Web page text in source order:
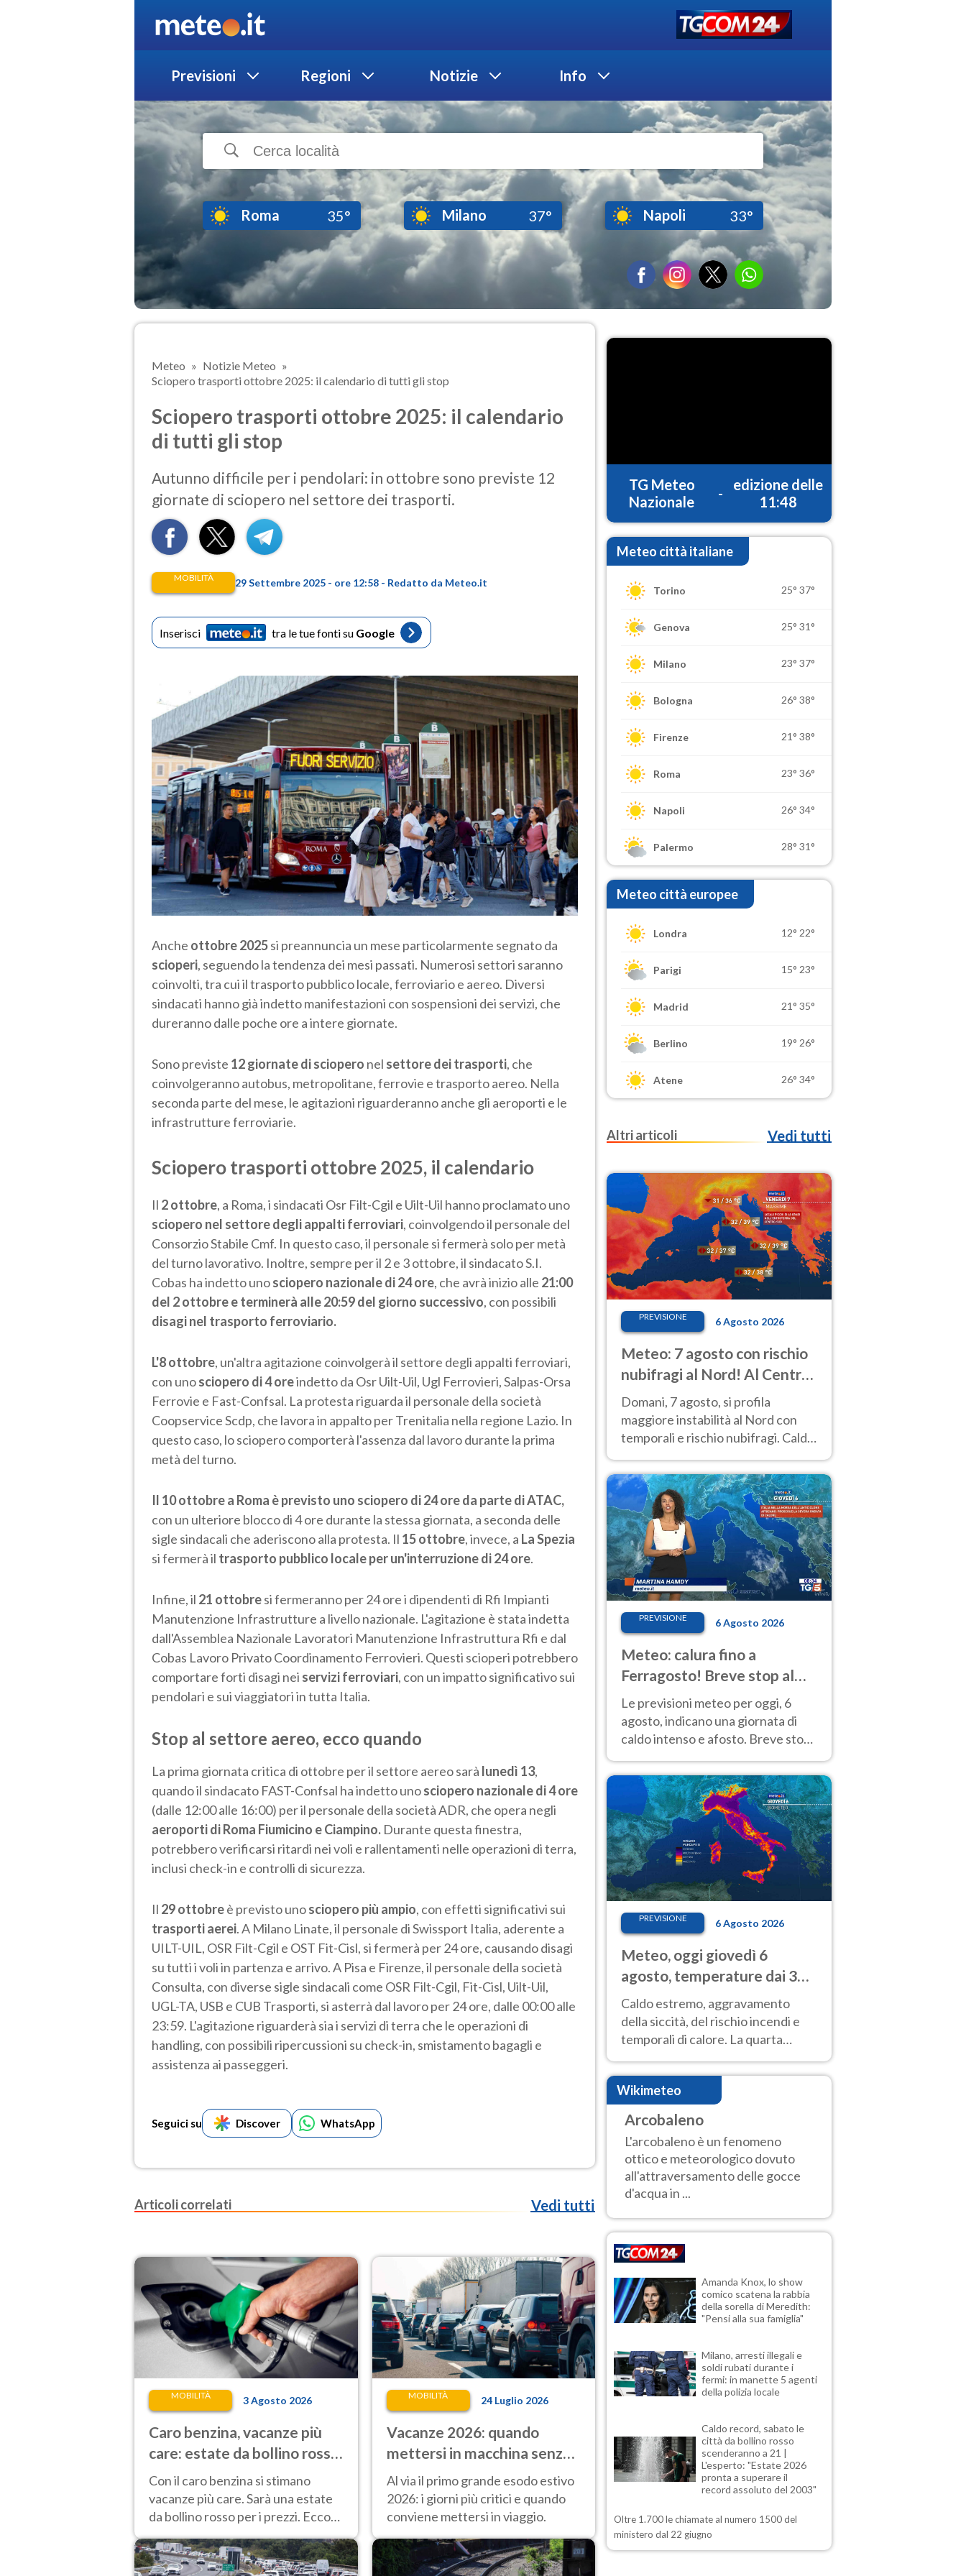
Previsioni Regioni Notizie Info
Roma 35° Milano 37° Napoli 33°
Meteo
Notizie Meteo
Sciopero trasporti ottobre 2025: il calendario di tutti gli stop
Sciopero trasporti ottobre 2025: il calendario
di tutti gli stop
Autunno difficile per i pendolari: in ottobre sono previste 12
giornate di sciopero nel settore dei trasporti.
MOBILITÀ 29 Settembre 2025 - ore 12:58 - Redatto da Meteo.it
Inserisci tra le tue fonti su Google
Anche ottobre 2025si preannuncia un mese particolarmente segnato da
scioperi, seguendo la tendenza dei mesi passati. Numerosi settori saranno
coinvolti, tra cui il trasporto pubblico locale, ferroviario e aereo. Diversi
sindacati hanno già indetto manifestazioni con sospensioni dei servizi, che
dureranno dalle poche ore a intere giornate.
Sono previste 12 giornate di sciopero nel settore dei trasporti, che
coinvolgeranno autobus, metropolitane, ferrovie e trasporto aereo. Nella
seconda parte del mese, le agitazioni riguarderanno anche gli aeroporti e le
infrastrutture ferroviarie.
Sciopero trasporti ottobre 2025, il calendario
Il 2 ottobre, a Roma, i sindacati Osr Filt-Cgil e Uilt-Uil hanno proclamato uno
sciopero nel settore degli appalti ferroviari, coinvolgendo il personale del
Consorzio Stabile Cmf. In questo caso, il personale si fermerà solo per metà
del turno lavorativo. Inoltre, sempre per il 2 e 3 ottobre, il sindacato S.I.
Cobas ha indetto unosciopero nazionale di 24 ore, che avrà inizio alle 21:00
del 2 ottobre e terminerà alle 20:59 del giorno successivo, con possibili
disagi nel trasporto ferroviario.
L'8 ottobre, un'altra agitazione coinvolgerà il settore degli appalti ferroviari,
con unosciopero di 4 oreindetto da Osr Uilt-Uil, Ugl Ferrovieri, Salpas-Orsa
Ferrovie e Fast-Confsal. La protesta riguarda il personale della società
Coopservice Scdp, che lavora in appalto per Trenitalia nella regione Lazio. In
questo caso, lo sciopero comporterà l'assenza dal lavoro durante la prima
metà del turno.
Il 10 ottobre a Roma è previsto uno sciopero di 24 ore da parte di ATAC,
con un ulteriore blocco di 4 ore durante la stessa giornata, a seconda delle
sigle sindacali che aderiscono alla protesta. Il 15 ottobre, invece, a La Spezia
si fermerà il trasporto pubblico locale per un'interruzione di 24 ore.
Infine, il 21 ottobresi fermeranno per 24 ore i dipendenti di Rfi Impianti
Manutenzione Infrastrutture a livello nazionale. L'agitazione è stata indetta
dall'Assemblea Nazionale Lavoratori Manutenzione Infrastruttura Rfi e dal
Cobas Lavoro Privato Coordinamento Ferrovieri. Questi scioperi potrebbero
comportare forti disagi nei servizi ferroviari, con un impatto significativo sui
pendolari e sui viaggiatori in tutta Italia.
Stop al settore aereo, ecco quando
La prima giornata critica di ottobre per il settore aereo sarà lunedì 13,
quando il sindacato FAST-Confsal ha indetto unosciopero nazionale di 4 ore
(dalle 12:00 alle 16:00) per il personale della società ADR, che opera negli
aeroporti di Roma Fiumicino e Ciampino. Durante questa finestra,
potrebbero verificarsi ritardi nei voli e rallentamenti nelle operazioni di terra,
inclusi check-in e controlli di sicurezza.
Il 29 ottobreè previsto unosciopero più ampio, con effetti significativi sui
trasporti aerei. A Milano Linate, il personale di Swissport Italia, aderente a
UILT-UIL, OSR Filt-Cgil e OST Fit-Cisl, si fermerà per 24 ore, causando disagi
su tutti i voli in partenza e arrivo. A Pisa e Firenze, il personale della società
Consulta, con diverse sigle sindacali come OSR Filt-Cgil, Fit-Cisl, Uilt-Uil,
UGL-TA, USB e CUB Trasporti, si asterrà dal lavoro per 24 ore, dalle 00:00 alle
23:59. L'agitazione riguarderà sia i servizi di terra che le operazioni di
handling, con possibili ripercussioni su check-in, smistamento bagagli e
assistenza ai passeggeri.
Seguici su Discover WhatsApp
Articoli correlati Vedi tutti
MOBILITÀ 3 Agosto 2026
Caro benzina, vacanze più
care: estate da bollino rosso
per i prezzi
Con il caro benzina si stimano
vacanze più care. Sarà una estate
da bollino rosso per i prezzi. Ecco
l'analisi sulle varie tratte e gli
aumenti.
MOBILITÀ 24 Luglio 2026
Vacanze 2026: quando
mettersi in macchina senza
trovare code nel primo
lungo esodo estivo
Al via il primo grande esodo estivo
2026: i giorni più critici e quando
conviene mettersi in viaggio.
TG Meteo
Nazionale
-
edizione delle
11:48
Meteo città italiane
Torino 25° 37°
Genova 25° 31°
Milano 23° 37°
Bologna 26° 38°
Firenze 21° 38°
Roma 23° 36°
Napoli 26° 34°
Palermo 28° 31°
Meteo città europee
Londra 12° 22°
Parigi 15° 23°
Madrid 21° 35°
Berlino 19° 26°
Atene 26° 34°
Altri articoli Vedi tutti
PREVISIONE 6 Agosto 2026
Meteo: 7 agosto con rischio
nubifragi al Nord! Al Centro-
Sud caldo estremo
Domani, 7 agosto, si profila
maggiore instabilità al Nord con
temporali e rischio nubifragi. Caldo
previsioni.
PREVISIONE 6 Agosto 2026
Meteo: calura fino a
Ferragosto! Breve stop al
Nord tra 7 e 9 agosto
Le previsioni meteo per oggi, 6
agosto, indicano una giornata di
caldo intenso e afosto. Breve stop
Nord.
PREVISIONE 6 Agosto 2026
Meteo, oggi giovedì 6
agosto, temperature dai 33
ai 40 gradi
Caldo estremo, aggravamento
della siccità, del rischio incendi e
temporali di calore. La quarta
intensa ondata di calore non dà
tregua e durerà fino Ferragosto
Wikimeteo
Arcobaleno
L'arcobaleno è un fenomeno
ottico e meteorologico dovuto
all'attraversamento delle gocce
d'acqua in ...
Amanda Knox, lo show
comico scatena la rabbia
della sorella di Meredith:
"Pensi alla sua famiglia"
Milano, arresti illegali e
soldi rubati durante i
fermi: in manette 5 agenti
della polizia locale
Caldo record, sabato le
città da bollino rosso
scenderanno a 21 |
L'esperto: "Estate 2026
pronta a superare il
record assoluto del 2003"
Oltre 1.700 le chiamate al numero 1500 del
ministero dal 22 giugno